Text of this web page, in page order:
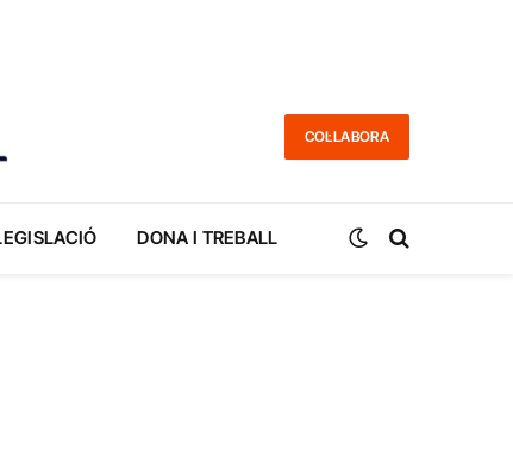
COL·LABORA
DONA I TREBALL